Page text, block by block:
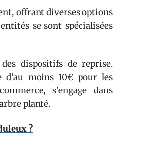
offrant diverses options
se sont spécialisées
dispositifs de reprise.
d’au moins 10€ pour les
s’engage dans
planté.
?